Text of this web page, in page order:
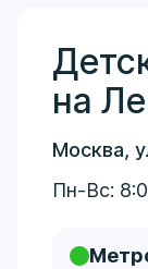
на
Москва,
Пн-Вс: